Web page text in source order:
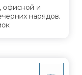
офисной и
нарядов.